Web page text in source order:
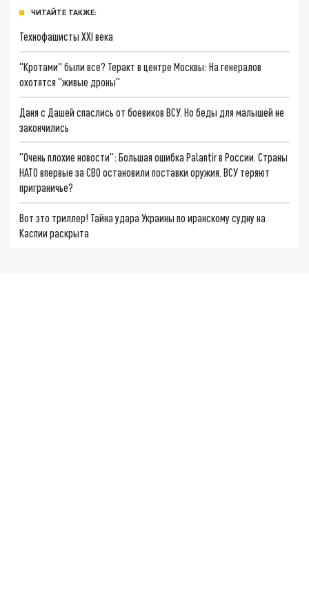
ЧИТАЙТЕ ТАКЖЕ:
Технофашисты XXI века
"Кротами" были все? Теракт в центре Москвы: На генералов
охотятся "живые дроны"
Даня с Дашей спаслись от боевиков ВСУ. Но беды для малышей не
закончились
"Очень плохие новости": Большая ошибка Palantir в России. Страны
НАТО впервые за СВО остановили поставки оружия. ВСУ теряют
приграничье?
Вот это триллер! Тайна удара Украины по иранскому судну на
Каспии раскрыта